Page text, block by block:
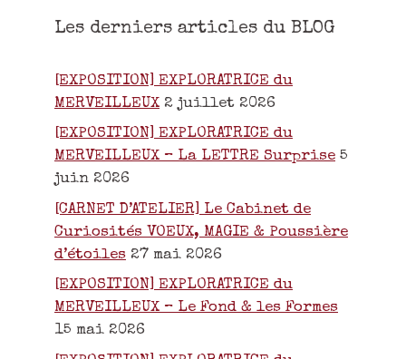
Les derniers articles du BLOG
[EXPOSITION] EXPLORATRICE du
MERVEILLEUX 2 juillet 2026
[EXPOSITION] EXPLORATRICE du
MERVEILLEUX – La LETTRE Surprise 5
juin 2026
[CARNET D’ATELIER] Le Cabinet de
Curiosités VOEUX, MAGIE & Poussière
d’étoiles 27 mai 2026
[EXPOSITION] EXPLORATRICE du
MERVEILLEUX – Le Fond & les Formes
15 mai 2026